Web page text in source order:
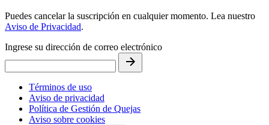
Puedes cancelar la suscripción en cualquier momento. Lea nuestro
Aviso de Privacidad.
Ingrese su dirección de correo electrónico
Términos de uso
Aviso de privacidad
Política de Gestión de Quejas
Aviso sobre cookies